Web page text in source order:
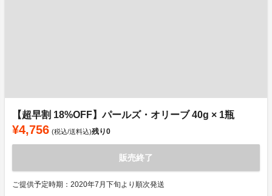
【超早割 18%OFF】パールズ・オリーブ 40g × 1瓶
¥4,756 (税込/送料込)残り0
販売終了
ご提供予定時期：2020年7月下旬より順次発送